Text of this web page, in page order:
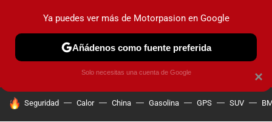
PRUEBAS COCHES ELÉCTRICOS OBSERVATORIO
HOY SE HABLA DE
Seguridad Calor China Gasolina GPS SUV
×
Ya puedes ver más de Motorpasion en Google
Añádenos como fuente preferida
Solo necesitas una cuenta de Google